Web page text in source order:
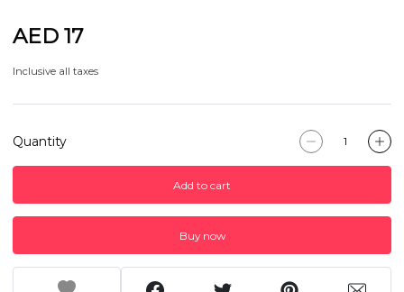
AED 17
Inclusive all taxes
Quantity
Add to cart
Buy now